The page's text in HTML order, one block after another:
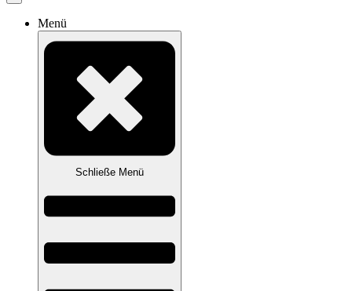
Menü
Schließe Menü